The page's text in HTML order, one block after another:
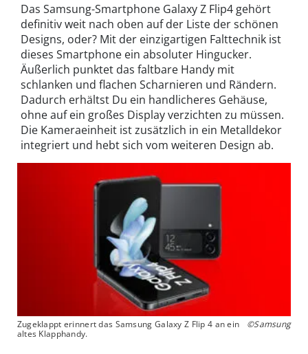
Das Samsung-Smartphone Galaxy Z Flip4 gehört
definitiv weit nach oben auf der Liste der schönen
Designs, oder? Mit der einzigartigen Falttechnik ist
dieses Smartphone ein absoluter Hingucker.
Äußerlich punktet das faltbare Handy mit
schlanken und flachen Scharnieren und Rändern.
Dadurch erhältst Du ein handlicheres Gehäuse,
ohne auf ein großes Display verzichten zu müssen.
Die Kameraeinheit ist zusätzlich in ein Metalldekor
integriert und hebt sich vom weiteren Design ab.
Zugeklappt erinnert das Samsung Galaxy Z Flip 4 an ein
altes Klapphandy.
©Samsung